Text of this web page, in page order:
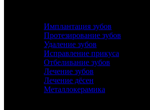
Имплантация зубов
Протезирование зубов
Удаление зубов
Исправление прикуса
Отбеливание зубов
Лечение зубов
Лечение дёсен
Металлокерамика